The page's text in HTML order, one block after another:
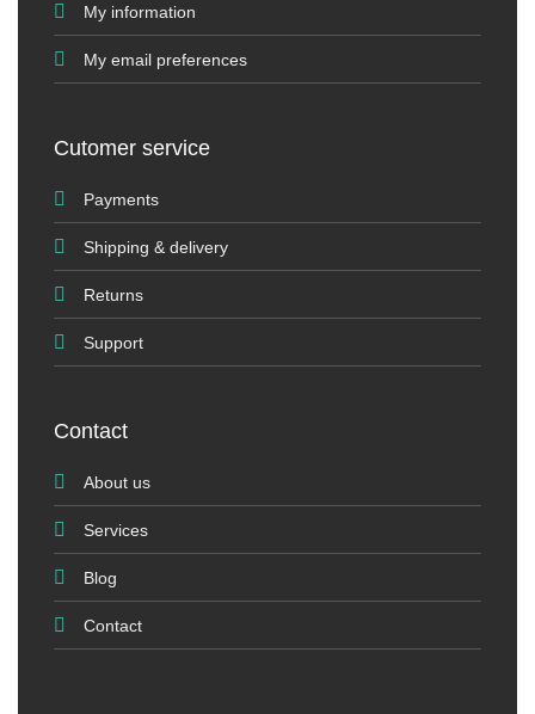
My information
My email preferences
Cutomer service
Payments
Shipping & delivery
Returns
Support
Contact
About us
Services
Blog
Contact